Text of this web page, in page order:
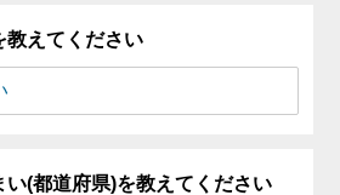
教えてください
い(都道府県)を教えてください